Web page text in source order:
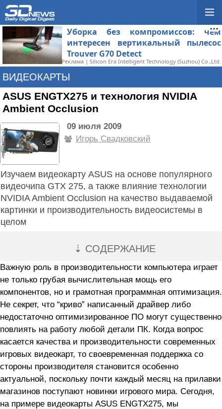
Уборка без компромиссов: чем
интересен вертикальный пылесос
Trouver G70 Detect
Реклама | Silicon Era Intelligent Technology (Suzhou) Co.,Ltd.
ВИДЕОКАРТЫ
ASUS ENGTX275 и технология NVIDIA
Ambient Occlusion
09 июля 2009
Игорь Свадковский
Изучаем видеокарту ASUS на основе популярного
видеочипа GTX 275, а также влияние технологии
NVIDIA Ambient Occlusion на качество выдаваемой
картинки и производительность видеосистемы в
целом
⇣ СОДЕРЖАНИЕ
Важную роль в производительности компьютера играет
не только грубая вычислительная мощь его
компонентов, но и грамотная программная оптимизация.
Не секрет, что “криво” написанный драйвер либо
недостаточно оптимизированное ПО могут существенно
повлиять на работу любой детали ПК. Когда вопрос
касается качества и производительности современных
игровых видеокарт, то своевременная поддержка со
стороны производителя становится особенно
актуальной, поскольку почти каждый месяц на прилавки
магазинов поступают новинки игрового мира. Сегодня,
на примере видеокарты ASUS ENGTX275, мы